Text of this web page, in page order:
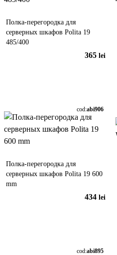
Полка-перегородка для
серверных шкафов Polita 19
485/400
365 lei
cod:abi906
Полка-перегородка для
серверных шкафов Polita 19 600
mm
434 lei
cod:abi895